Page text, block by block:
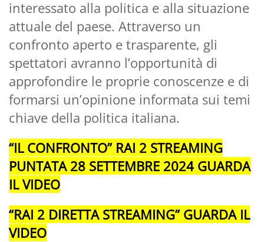
interessato alla politica e alla situazione
attuale del paese. Attraverso un
confronto aperto e trasparente, gli
spettatori avranno l’opportunità di
approfondire le proprie conoscenze e di
formarsi un’opinione informata sui temi
chiave della politica italiana.
“IL CONFRONTO” RAI 2 STREAMING
PUNTATA 28 SETTEMBRE 2024 GUARDA
IL VIDEO
“RAI 2 DIRETTA STREAMING” GUARDA IL
VIDEO